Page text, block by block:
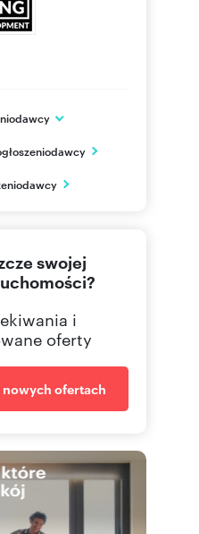
telefon
telefon
swojej
i
oferty
nowych ofertach